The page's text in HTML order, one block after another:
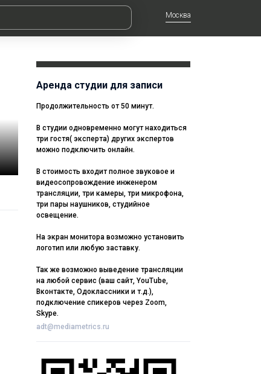
Москва
Аренда студии для записи
Продолжительность от 50 минут.
В студии одновременно могут находиться
три гостя( эксперта) других экспертов
можно подключить онлайн.
В стоимость входит полное звуковое и
видеосопровождение инженером
трансляции, три камеры, три микрофона,
три пары наушников, студийное
освещение.
На экран монитора возможно установить
логотип или любую заставку.
Так же возможно выведение трансляции
на любой сервис (ваш сайт, YouTube,
Вконтакте, Одоклассники и т.д.),
подключение спикеров через Zoom,
Skype.
adt@mediametrics.ru